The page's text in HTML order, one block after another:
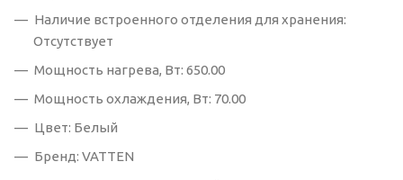
Наличие встроенного отделения для хранения:
Отсутствует
Мощность нагрева, Вт: 650.00
Мощность охлаждения, Вт: 70.00
Цвет: Белый
Бренд: VATTEN